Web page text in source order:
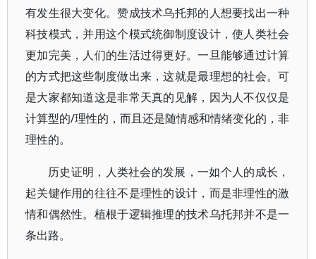
有发生很大变化。赞成技术乌托邦的人想要找出一种
科技模式，并用这个模式统御制度设计，使人类社会
更加完美，人们的生活过得更好。一旦能够通过计算
的方式把这些制度做出来，这就是最理想的社会。可
是大家都知道这是非常天真的见解，因为人不仅仅是
计算型的/理性的，而且还是随情感和情绪变化的，非
理性的。
历史证明，人类社会的发展，一如个人的成长，
起关键作用的往往不是理性的设计，而是非理性的激
情和偶然性。植根于逻辑推理的技术乌托邦并不是一
条出路。